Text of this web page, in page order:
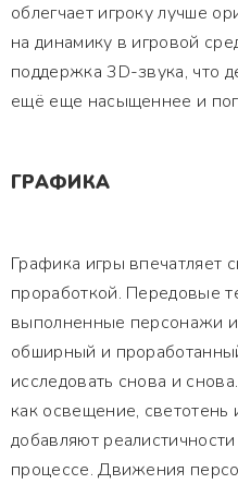
облегчает игроку лучше
на динамику в игровой
поддержка 3D-звука, что
ещё еще насыщеннее и
ГРАФИКА
Графика игры впечатляет
проработкой. Передовые
выполненные персонажи
обширный и
исследовать снова и
как освещение,
добавляют
процессе. Движения